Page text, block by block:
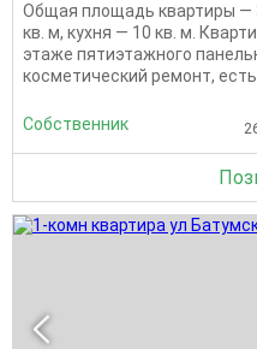
Общая площадь квартиры —
кв. м, кухня — 10 кв. м.
этаже пятиэтажного
косметический ремонт, есть
Собственник